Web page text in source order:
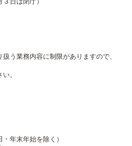
う業務内容に制限がありますので、
。
年末年始を除く）